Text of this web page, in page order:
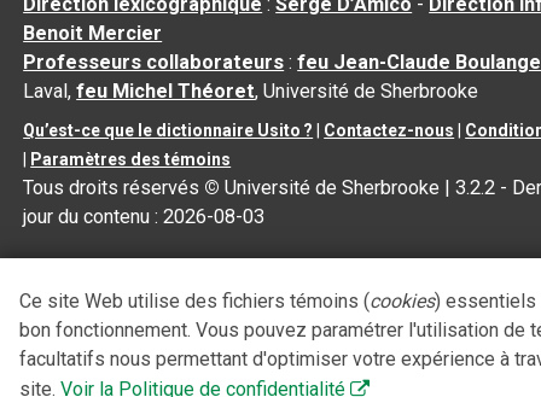
Benoit Mercier
Professeurs collaborateurs :feu Jean-Claude
Laval,feu Michel Théoret, Université de Sherbrooke
Qu’est-ce que le dictionnaire Usito ? | Contactez-nous |
| Paramètres des témoins
Tous droits réservés © Université de Sherbrooke |3.2.2 -
jour du contenu :2026-08-03
Ce site Web utilise des fichiers témoins (cookies) essentiels
bon fonctionnement. Vous pouvez paramétrer l'utilisation de
facultatifs nous permettant d'optimiser votre expérience à
site. Voir la Politique de confidentialité